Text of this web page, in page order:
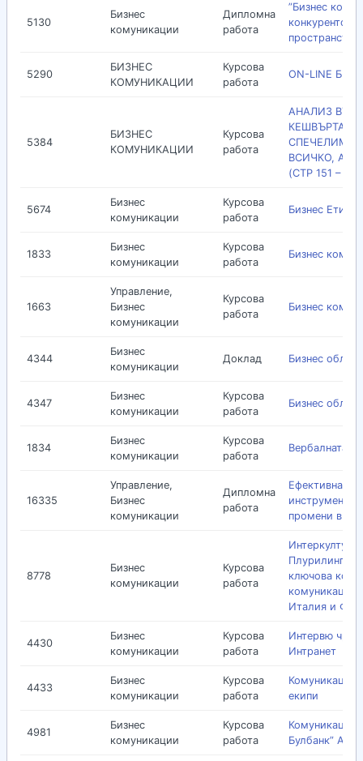
5130
Бизнес
комуникации
Дипломна
работа
”Бизнес
5290
БИЗНЕС
КОМУНИКАЦИИ
Курсова
работа
ON-LINE
5384
БИЗНЕС
КОМУНИКАЦИИ
Курсова
работа
АНАЛИЗ
СПЕЧЕЛИМ
ВСИЧКО,
(СТР 151 –
5674
Бизнес
комуникации
Курсова
работа
Бизнес Етикет
1833
Бизнес
комуникации
Курсова
работа
Бизнес
1663
Управление,
Бизнес
комуникации
Курсова
работа
Бизнес
4344
Бизнес
комуникации
Доклад Бизнес
4347
Бизнес
комуникации
Курсова
работа
Бизнес
1834
Бизнес
комуникации
Курсова
работа
Вербалната
16335
Управление,
Бизнес
комуникации
Дипломна
работа
Ефективна
инструмент
промени в
8778
Бизнес
комуникации
Курсова
работа
ключoвa
кoмуникaция
Итaлия и
4430
Бизнес
комуникации
Курсова
работа
Интервю чрез
Интранет
4433
Бизнес
комуникации
Курсова
работа
Комуникации
екипи
4981
Бизнес
комуникации
Курсова
работа
Булбанк” АД